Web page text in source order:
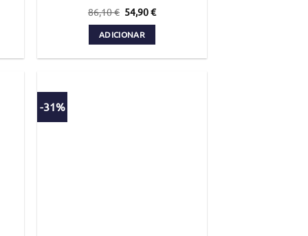
86,10€ O
preço
original
era:
54,90€O
ADICIONAR
-31%